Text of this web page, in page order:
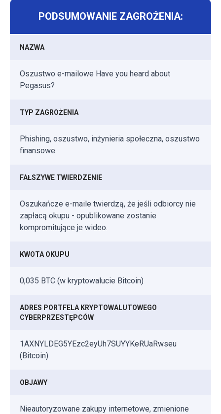
PODSUMOWANIE ZAGROŻENIA:
NAZWA
Oszustwo e-mailowe Have you heard about
Pegasus?
TYP ZAGROŻENIA
Phishing, oszustwo, inżynieria społeczna, oszustwo
finansowe
FAŁSZYWE TWIERDZENIE
Oszukańcze e-maile twierdzą, że jeśli odbiorcy nie
zapłacą okupu - opublikowane zostanie
kompromitujące je wideo.
KWOTA OKUPU
0,035 BTC (w kryptowalucie Bitcoin)
ADRES PORTFELA KRYPTOWALUTOWEGO
CYBERPRZESTĘPCÓW
1AXNYLDEG5YEzc2eyUh7SUYYKeRUaRwseu
(Bitcoin)
OBJAWY
Nieautoryzowane zakupy internetowe, zmienione